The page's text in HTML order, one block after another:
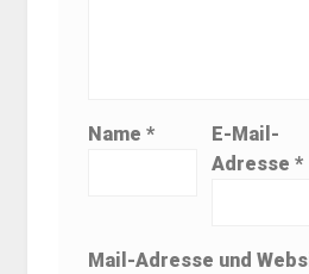
Name*
E-Mail-
Adresse *
Mail-Adresse und